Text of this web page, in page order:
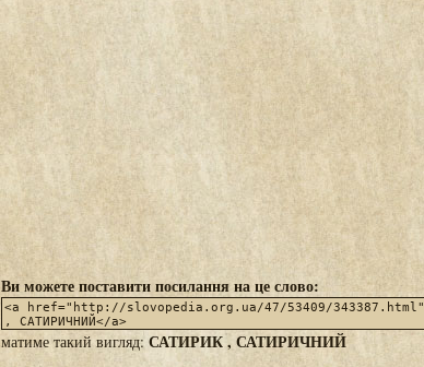
Ви можете поставити посилання на це слово:
матиме такий вигляд: САТИРИК , САТИРИЧНИЙ